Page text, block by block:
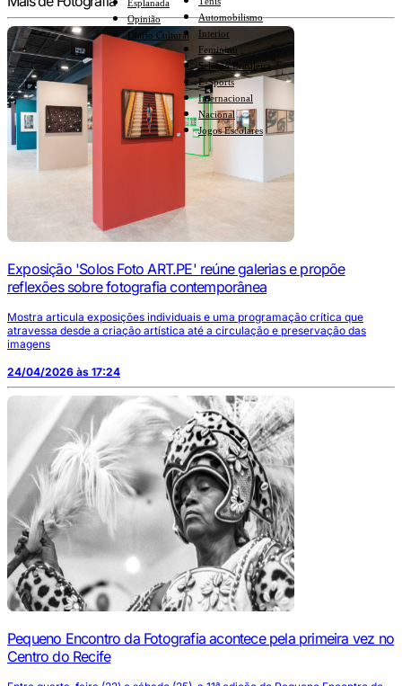
Automobilismo
Interior
Feminino
Seleção Brasileira
E-Sports
Internacional
Nacional
Jogos Escolares
Esplanada
Opinião
Diario Cultural
Exposição 'Solos Foto ART.PE' reúne galerias e propõe
reflexões sobre fotografia contemporânea
Mostra articula exposições individuais e uma programação crítica que
atravessa desde a criação artística até a circulação e preservação das
imagens
24/04/2026 às 17:24
Pequeno Encontro da Fotografia acontece pela primeira vez no
Centro do Recife